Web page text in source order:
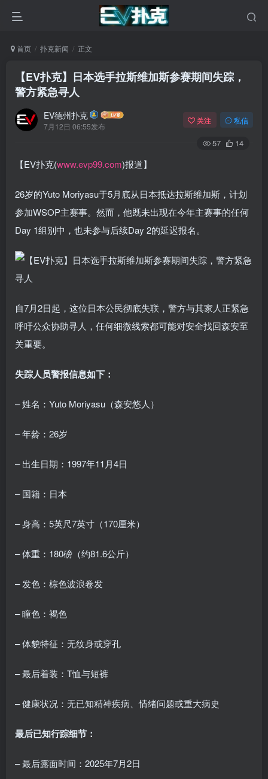
首页 扑克新闻 正文
【EV扑克】日本选手拉斯维加斯参赛期间失踪，
警方紧急寻人
EV德州扑克
7月12日 06:55发布
关注 私信
57 14
【EV扑克(www.evp99.com)报道】
26岁的Yuto Moriyasu于5月底从日本抵达拉斯维加斯，计划
参加WSOP主赛事。然而，他既未出现在今年主赛事的任何
Day 1组别中，也未参与后续Day 2的延迟报名。
自7月2日起，这位日本公民彻底失联，警方与其家人正紧急
呼吁公众协助寻人，任何细微线索都可能对安全找回森安至
关重要。
失踪人员警报信息如下：
– 姓名：Yuto Moriyasu（森安悠人）
– 年龄：26岁
– 出生日期：1997年11月4日
– 国籍：日本
– 身高：5英尺7英寸（170厘米）
– 体重：180磅（约81.6公斤）
– 发色：棕色波浪卷发
– 瞳色：褐色
– 体貌特征：无纹身或穿孔
– 最后着装：T恤与短裤
– 健康状况：无已知精神疾病、情绪问题或重大病史
最后已知行踪细节：
– 最后露面时间：2025年7月2日